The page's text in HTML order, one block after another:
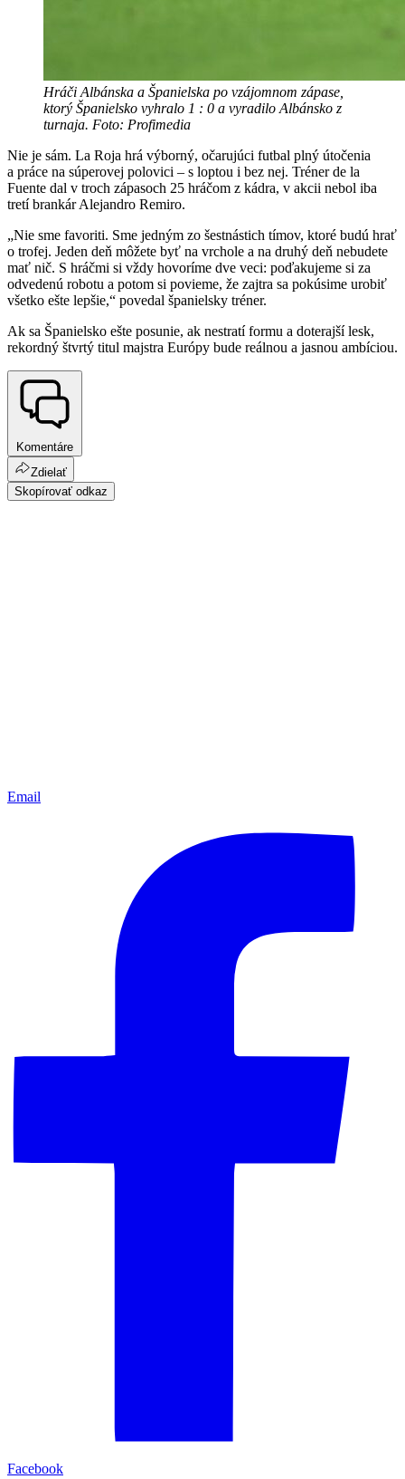
Hráči Albánska a Španielska po vzájomnom zápase,
ktorý Španielsko vyhralo 1 : 0 a vyradilo Albánsko z
turnaja. Foto: Profimedia
Nie je sám. La Roja hrá výborný, očarujúci futbal plný útočenia
a práce na súperovej polovici – s loptou i bez nej. Tréner de la
Fuente dal v troch zápasoch 25 hráčom z kádra, v akcii nebol iba
tretí brankár Alejandro Remiro.
„Nie sme favoriti. Sme jedným zo šestnástich tímov, ktoré budú hrať
o trofej. Jeden deň môžete byť na vrchole a na druhý deň nebudete
mať nič. S hráčmi si vždy hovoríme dve veci: poďakujeme si za
odvedenú robotu a potom si povieme, že zajtra sa pokúsime urobiť
všetko ešte lepšie,“ povedal španielsky tréner.
Ak sa Španielsko ešte posunie, ak nestratí formu a doterajší lesk,
rekordný štvrtý titul majstra Európy bude reálnou a jasnou ambíciou.
Komentáre
Zdielať
Skopírovať odkaz
Email
Facebook